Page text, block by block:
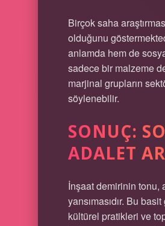
Birçok saha
olduğunu
anlamda hem de
sadece bir malzeme
marjinal grupların
söylenebilir.
SONUÇ:
ADALET
İnşaat demirinin tonu,
yansımasıdır. Bu
kültürel pratikleri ve